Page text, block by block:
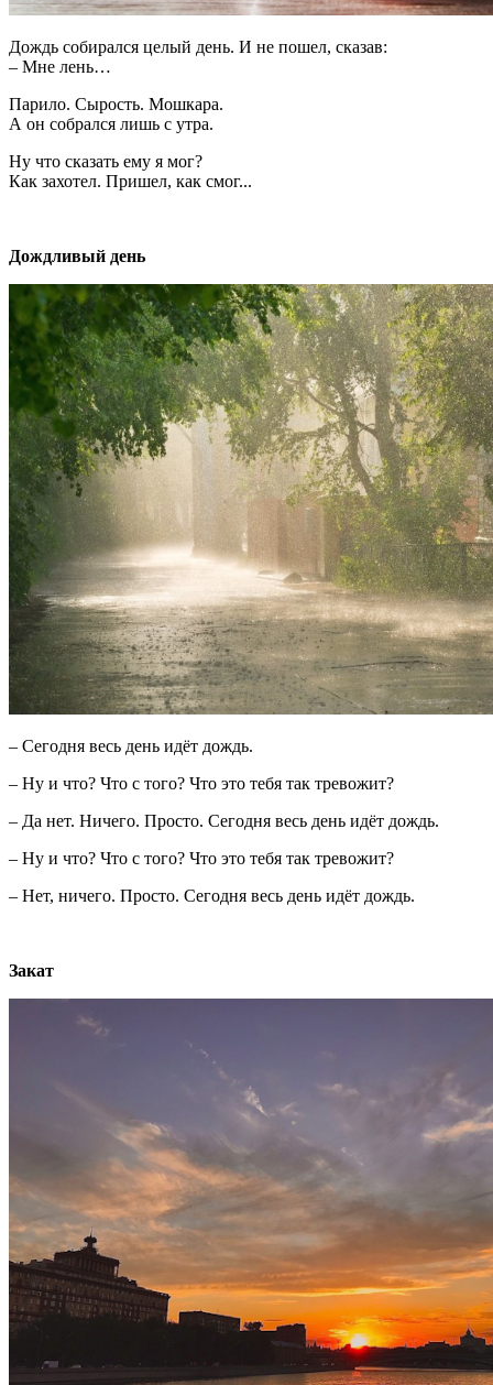
Дождь собирался целый день. И не пошел, сказав:
– Мне лень…
Парило. Сырость. Мошкара.
А он собрался лишь с утра.
Ну что сказать ему я мог?
Как захотел. Пришел, как смог...
Дождливый день
– Сегодня весь день идёт дождь.
– Ну и что? Что с того? Что это тебя так тревожит?
– Да нет. Ничего. Просто. Сегодня весь день идёт дождь.
– Ну и что? Что с того? Что это тебя так тревожит?
– Нет, ничего. Просто. Сегодня весь день идёт дождь.
Закат